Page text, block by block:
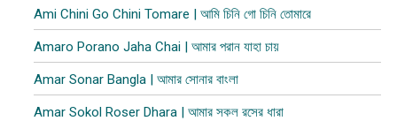
Ami Chini Go Chini Tomare | আমি চিনি গো চিনি তোমারে
Amaro Porano Jaha Chai | আমার পরান যাহা চায়
Amar Sonar Bangla | আমার সোনার বাংলা
Amar Sokol Roser Dhara | আমার সকল রসের ধারা